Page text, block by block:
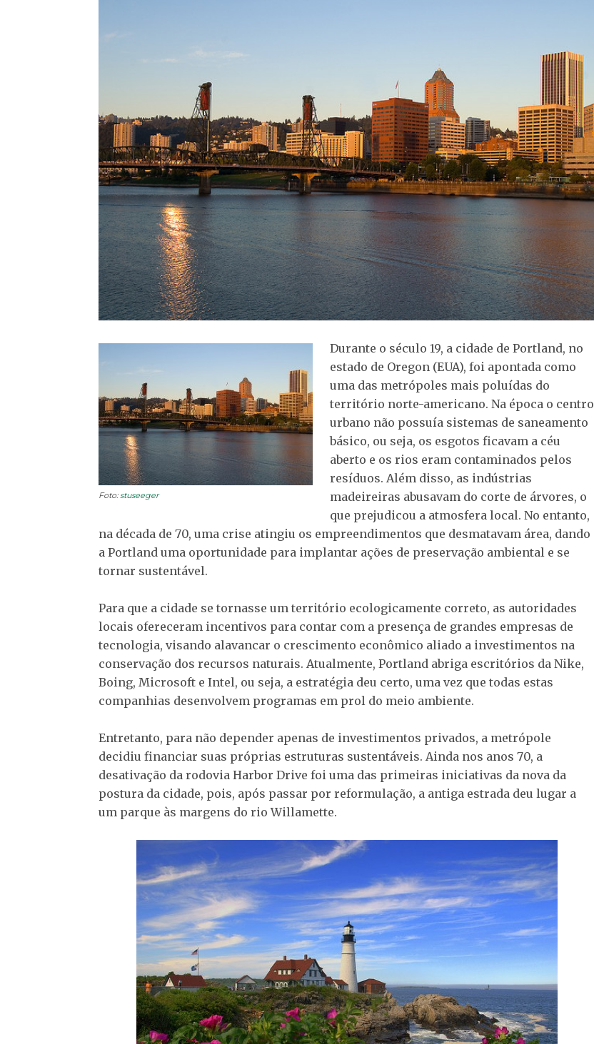
Foto:stuseeger
Durante o século 19, a cidade de Portland, no
estado de Oregon (EUA), foi apontada como
uma das metrópoles mais poluídas do
território norte-americano. Na época o centro
urbano não possuía sistemas de saneamento
básico, ou seja, os esgotos ficavam a céu
aberto e os rios eram contaminados pelos
resíduos. Além disso, as indústrias
madeireiras abusavam do corte de árvores, o
que prejudicou a atmosfera local. No entanto,
na década de 70, uma crise atingiu os empreendimentos que desmatavam área, dando
a Portland uma oportunidade para implantar ações de preservação ambiental e se
tornar sustentável.
Para que a cidade se tornasse um território ecologicamente correto, as autoridades
locais ofereceram incentivos para contar com a presença de grandes empresas de
tecnologia, visando alavancar o crescimento econômico aliado a investimentos na
conservação dos recursos naturais. Atualmente, Portland abriga escritórios da Nike,
Boing, Microsoft e Intel, ou seja, a estratégia deu certo, uma vez que todas estas
companhias desenvolvem programas em prol do meio ambiente.
Entretanto, para não depender apenas de investimentos privados, a metrópole
decidiu financiar suas próprias estruturas sustentáveis. Ainda nos anos 70, a
desativação da rodovia Harbor Drive foi uma das primeiras iniciativas da nova da
postura da cidade, pois, após passar por reformulação, a antiga estrada deu lugar a
um parque às margens do rio Willamette.